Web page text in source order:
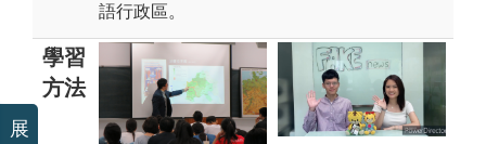
語行政區。
學習
方法
展